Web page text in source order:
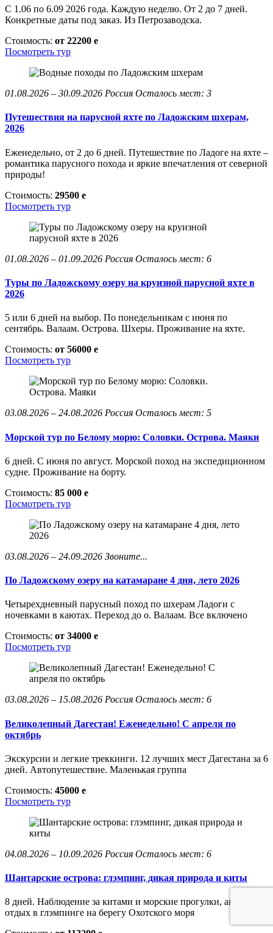
С 1.06 по 6.09 2026 года. Каждую неделю. От 2 до 7 дней.
Конкретные даты под заказ. Из Петрозаводска.
Стоимость: от 22200 e
Посмотреть тур
01.08.2026 – 30.09.2026 Россия Осталось мест: 3
Путешествия на парусной яхте по Ладожским шхерам,
2026
Еженедельно, от 2 до 6 дней. Путешествие по Ладоге на яхте –
романтика парусного похода и яркие впечатления от северной
природы!
Стоимость: 29500 e
Посмотреть тур
01.08.2026 – 01.09.2026 Россия Осталось мест: 6
Туры по Ладожскому озеру на круизной парусной яхте в
2026
5 или 6 дней на выбор. По понедельникам с июня по
сентябрь. Валаам. Острова. Шхеры. Проживание на яхте.
Стоимость: от 56000 e
Посмотреть тур
03.08.2026 – 24.08.2026 Россия Осталось мест: 5
Морской тур по Белому морю: Соловки. Острова. Маяки
6 дней. С июня по август. Морской поход на экспедиционном
судне. Проживание на борту.
Стоимость: 85 000 e
Посмотреть тур
03.08.2026 – 24.09.2026 Звоните...
По Ладожскому озеру на катамаране 4 дня, лето 2026
Четырехдневный парусный поход по шхерам Ладоги с
ночевками в каютах. Переход до о. Валаам. Все включено
Стоимость: от 34000 e
Посмотреть тур
03.08.2026 – 15.08.2026 Россия Осталось мест: 6
Великолепный Дагестан! Еженедельно! С апреля по
октябрь
Экскурсии и легкие треккинги. 12 лучших мест Дагестана за 6
дней. Автопутешествие. Маленькая группа
Стоимость: 45000 e
Посмотреть тур
04.08.2026 – 10.09.2026 Россия Осталось мест: 6
Шантарские острова: глэмпинг, дикая природа и киты
8 дней. Наблюдение за китами и морские прогулки, активный
отдых в глэмпинге на берегу Охотского моря